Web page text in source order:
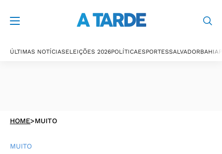
ÚLTIMAS NOTÍCIASELEIÇÕES 2026POLÍTICAESPORTESSALVADORBAHIA
HOME>MUITO
MUITO